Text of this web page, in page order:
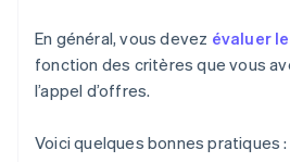
En général, vous devez évaluer
fonction des critères que vous
l’appel d’offres.
Voici quelques bonnes pratiques :